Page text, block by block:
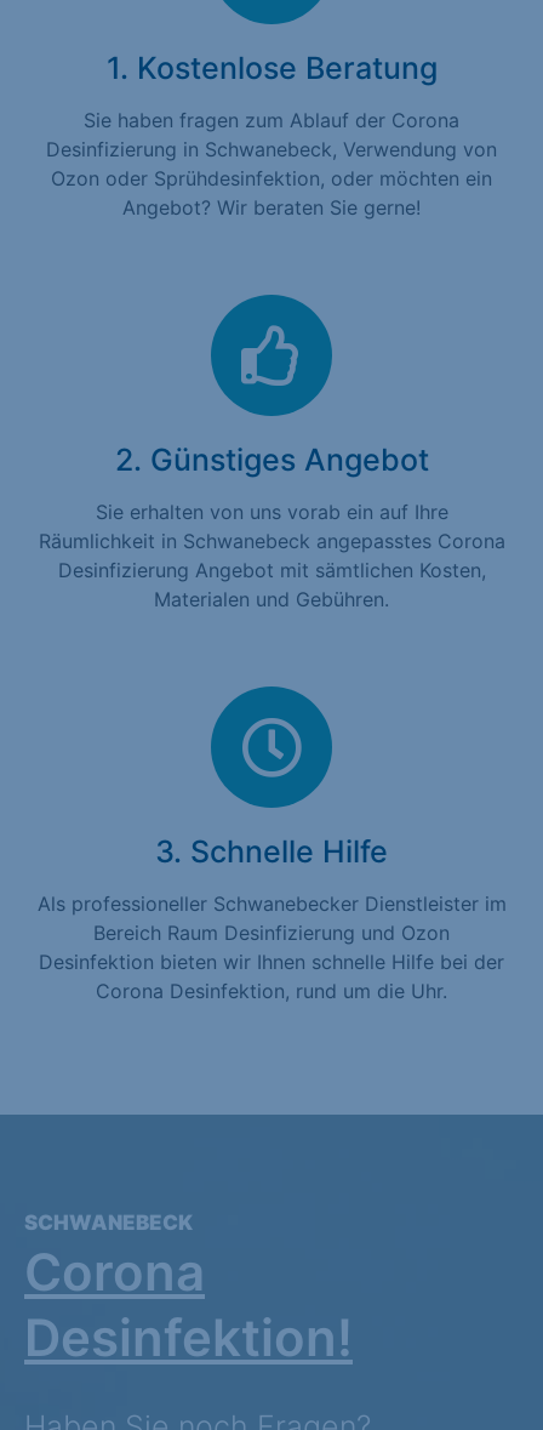
1. Kostenlose Beratung
Sie haben fragen zum Ablauf der Corona
Desinfizierung in Schwanebeck, Verwendung von
Ozon oder Sprühdesinfektion, oder möchten ein
Angebot? Wir beraten Sie gerne!
2. Günstiges Angebot
Sie erhalten von uns vorab ein auf Ihre
Räumlichkeit in Schwanebeck angepasstes Corona
Desinfizierung Angebot mit sämtlichen Kosten,
Materialen und Gebühren.
3. Schnelle Hilfe
Als professioneller Schwanebecker Dienstleister im
Bereich Raum Desinfizierung und Ozon
Desinfektion bieten wir Ihnen schnelle Hilfe bei der
Corona Desinfektion, rund um die Uhr.
SCHWANEBECK
Corona
Desinfektion!